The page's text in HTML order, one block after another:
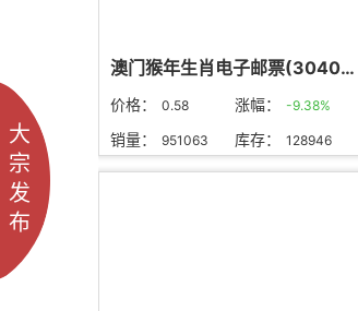
澳门猴年生肖电子邮票(304004)
价格： 0.58 涨幅： -9.38%
销量： 951063 库存： 128946
大
宗
发
布